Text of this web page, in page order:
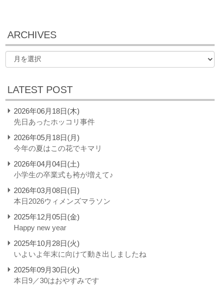
ARCHIVES
LATEST POST
2026年06月18日(木)
先日あったホッコリ事件
2026年05月18日(月)
今年の夏はこの花でキマリ
2026年04月04日(土)
小学生の卒業式も袴が増えて♪
2026年03月08日(日)
本日2026ウィメンズマラソン
2025年12月05日(金)
Happy new year
2025年10月28日(火)
いよいよ年末に向けて動き出しましたね
2025年09月30日(火)
本日9／30はおやすみです